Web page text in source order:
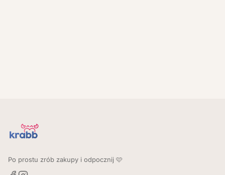
Po prostu zrób zakupy i odpocznij 🩷